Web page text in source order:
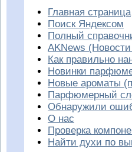
Главная страница
Поиск Яндексом
Полный
AKNews
Как правильно
Новинки
Новые ароматы
Парфюмерный
Обнаружили
О нас
Проверка
Найти духи по